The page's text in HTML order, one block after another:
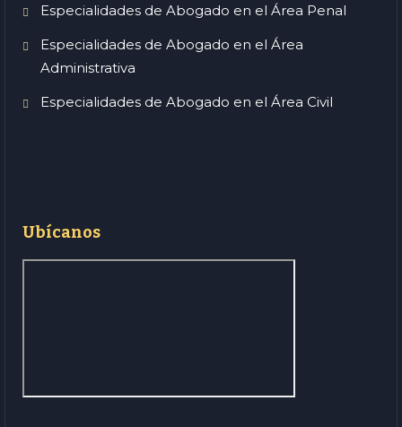
Especialidades de Abogado en el Área Penal
Especialidades de Abogado en el Área
Administrativa
Especialidades de Abogado en el Área Civil
Ubícanos